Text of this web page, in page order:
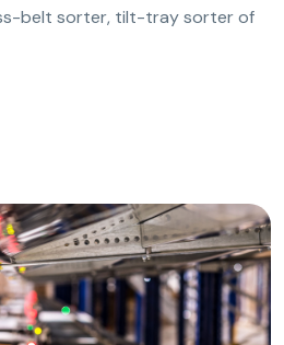
belt sorter, tilt-tray sorter of